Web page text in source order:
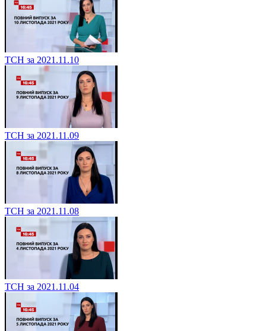
ТСН за 2021.11.10
ТСН за 2021.11.09
ТСН за 2021.11.08
ТСН за 2021.11.04